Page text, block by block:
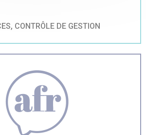
CONTRÔLE DE GESTION